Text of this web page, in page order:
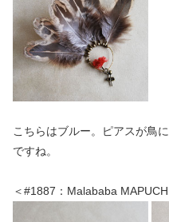
こちらはブルー。ピアスが鳥
ですね。
＜#1887：Malababa